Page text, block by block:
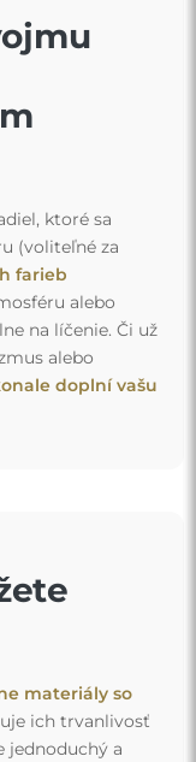
ktoré sa
(voliteľné za
farieb
alebo
na líčenie. Či už
alebo
doplní vašu
materiály so
ich trvanlivosť
jednoduchý a